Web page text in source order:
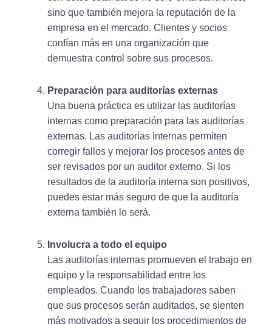
sino que también mejora la reputación de la
empresa en el mercado. Clientes y socios
confían más en una organización que
demuestra control sobre sus procesos.
Preparación para auditorías externas
Una buena práctica es utilizar las auditorías
internas como preparación para las auditorías
externas. Las auditorías internas permiten
corregir fallos y mejorar los procesos antes de
ser revisados por un auditor externo. Si los
resultados de la auditoría interna son positivos,
puedes estar más seguro de que la auditoría
externa también lo será.
Involucra a todo el equipo
Las auditorías internas promueven el trabajo en
equipo y la responsabilidad entre los
empleados. Cuando los trabajadores saben
que sus procesos serán auditados, se sienten
más motivados a seguir los procedimientos de